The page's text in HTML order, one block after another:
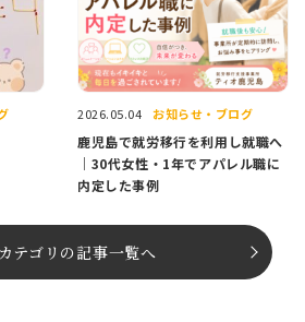
2026.05.04 お知らせ・ブログ
鹿児島で就労移行を利用し就職へ
｜30代女性・1年でアパレル職に
内定した事例
テゴリの記事⼀覧へ